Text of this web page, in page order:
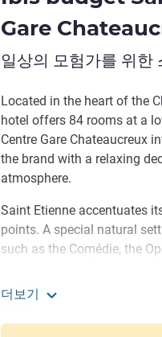
Gare
일상의 모험가를 위한
Located in the heart of the
hotel offers 84 rooms at a
Centre Gare Chateaucreux
the brand with a relaxing
atmosphere.
Saint Etienne accentuates
points. A special natural
such as the Comédie, the
Eagerly awaiting your
to see you in Saint-Etienne!
더보기